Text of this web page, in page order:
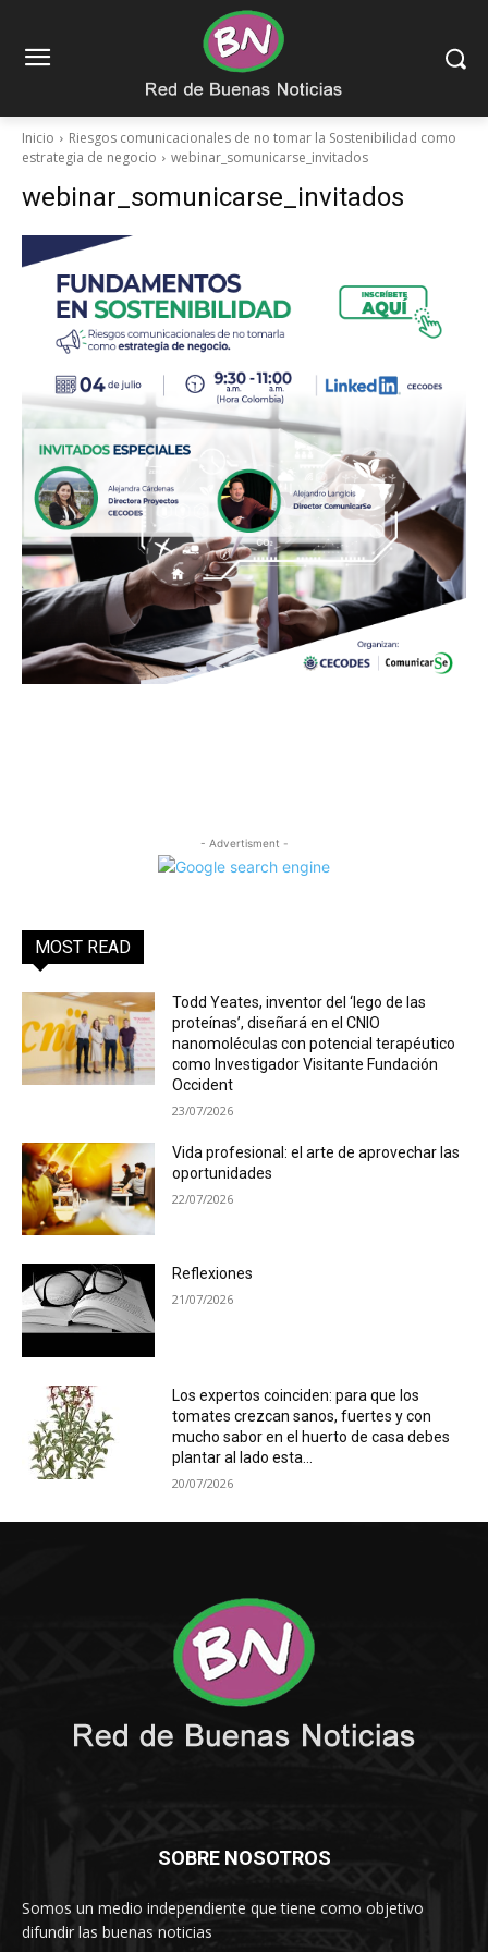
Inicio
Riesgos comunicacionales de no tomar la Sostenibilidad como
estrategia de negocio
webinar_somunicarse_invitados
webinar_somunicarse_invitados
- Advertisment -
MOST READ
Todd Yeates, inventor del ‘lego de las
proteínas’, diseñará en el CNIO
nanomoléculas con potencial terapéutico
como Investigador Visitante Fundación
Occident
23/07/2026
Vida profesional: el arte de aprovechar las
oportunidades
22/07/2026
Reflexiones
21/07/2026
Los expertos coinciden: para que los
tomates crezcan sanos, fuertes y con
mucho sabor en el huerto de casa debes
plantar al lado esta...
20/07/2026
SOBRE NOSOTROS
Somos un medio independiente que tiene como objetivo
difundir las buenas noticias